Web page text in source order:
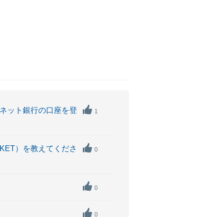
ット銀行の口座を登 1
）を教えてくださ 0
0
0